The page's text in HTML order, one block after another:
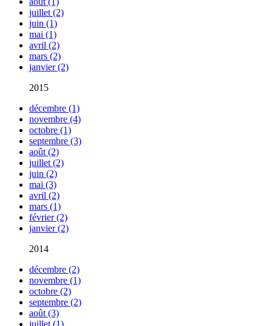
juillet (2)
juin (1)
mai (1)
avril (2)
mars (2)
janvier (2)
2015
décembre (1)
novembre (4)
octobre (1)
septembre (3)
août (2)
juillet (2)
juin (2)
mai (3)
avril (2)
mars (1)
février (2)
janvier (2)
2014
décembre (2)
novembre (1)
octobre (2)
septembre (2)
août (3)